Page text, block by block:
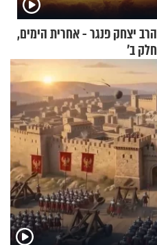
הרב יצחק פנגר - אחרית הימים,
חלק ב’